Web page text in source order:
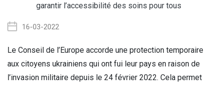
garantir l’accessibilité des soins pour tous
16-03-2022
Le Conseil de l’Europe accorde une protection temporaire
aux citoyens ukrainiens qui ont fui leur pays en raison de
l’invasion militaire depuis le 24 février 2022. Cela permet